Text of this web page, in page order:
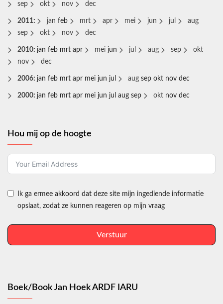
sep
okt nov dec
2011: jan feb mrt apr mei jun jul
aug
sep
okt nov dec
2010: jan feb mrt apr mei jun jul aug sep
okt
nov
dec
2006: jan feb mrt apr mei jun jul aug sep okt nov dec
2000: jan feb mrt apr mei jun jul aug sep okt nov dec
Hou mij op de hoogte
Ik ga ermee akkoord dat deze site mijn ingediende informatie
opslaat, zodat ze kunnen reageren op mijn vraag
Verstuur
Boek/Book Jan Hoek ARDF IARU